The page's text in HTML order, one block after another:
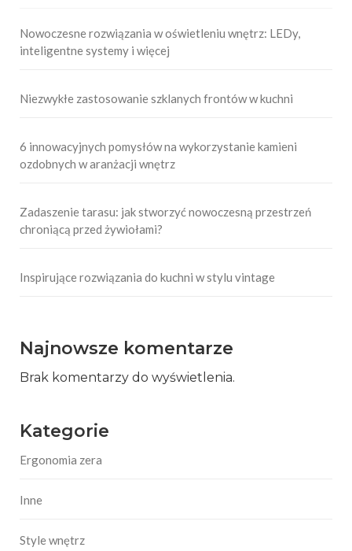
Nowoczesne rozwiązania w oświetleniu wnętrz: LEDy,
inteligentne systemy i więcej
Niezwykłe zastosowanie szklanych frontów w kuchni
6 innowacyjnych pomysłów na wykorzystanie kamieni
ozdobnych w aranżacji wnętrz
Zadaszenie tarasu: jak stworzyć nowoczesną przestrzeń
chroniącą przed żywiołami?
Inspirujące rozwiązania do kuchni w stylu vintage
Najnowsze komentarze
Brak komentarzy do wyświetlenia.
Kategorie
Ergonomia zera
Inne
Style wnętrz